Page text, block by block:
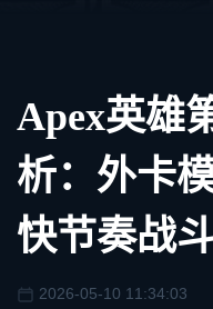
Apex英雄
析：外卡
快节奏战
2026-05-10 11:34:03